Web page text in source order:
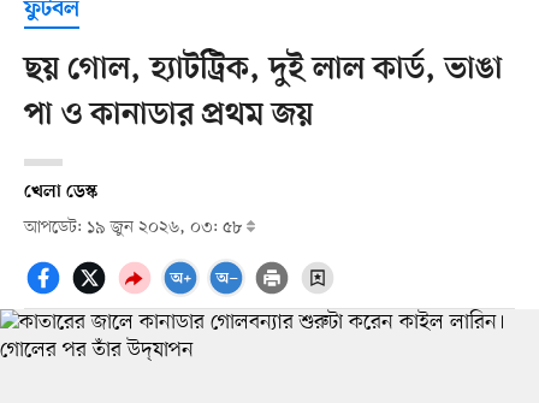
ফুটবল
ছয় গোল, হ্যাটট্রিক, দুই লাল কার্ড, ভাঙা
পা ও কানাডার প্রথম জয়
খেলা ডেস্ক
আপডেট: ১৯ জুন ২০২৬, ০৩: ৫৮